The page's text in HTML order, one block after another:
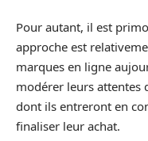
Pour autant, il est
approche est
marques en ligne
modérer leurs attentes
dont ils entreront en
finaliser leur achat.